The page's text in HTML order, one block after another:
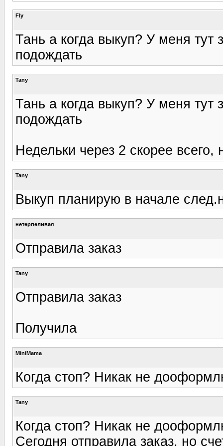
Fly
Тань а когда выкуп? У меня тут
подождать
Tany
Тань а когда выкуп? У меня тут
подождать
Недельки через 2 скорее
Tany
Выкуп планирую в начале
нетерпеливая
Отправила заказ
Tany
Отправила заказ
Получила
MiniMama
Когда стоп? Никак не
Tany
Когда стоп? Никак не
Сегодня отправила заказ, но